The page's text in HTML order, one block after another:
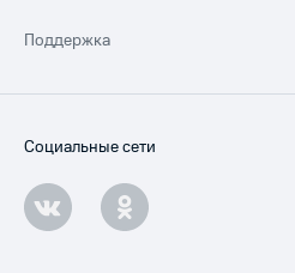
Поддержка
Социальные сети